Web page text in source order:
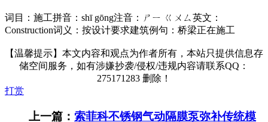
词目：施工拼音：shī gōng注音：ㄕㄧ ㄍㄨㄙ英文：
Construction词义：按设计要求建筑例句：桥梁正在施工
【温馨提示】本文内容和观点为作者所有，本站只提供信息存
储空间服务，如有涉嫌抄袭/侵权/违规内容请联系QQ：
275171283 删除！
打赏
上一篇： 索菲科不锈钢气动隔膜泵弥补传统模